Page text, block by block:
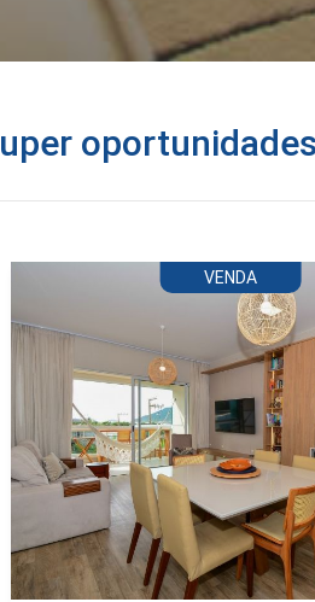
Super
VENDA